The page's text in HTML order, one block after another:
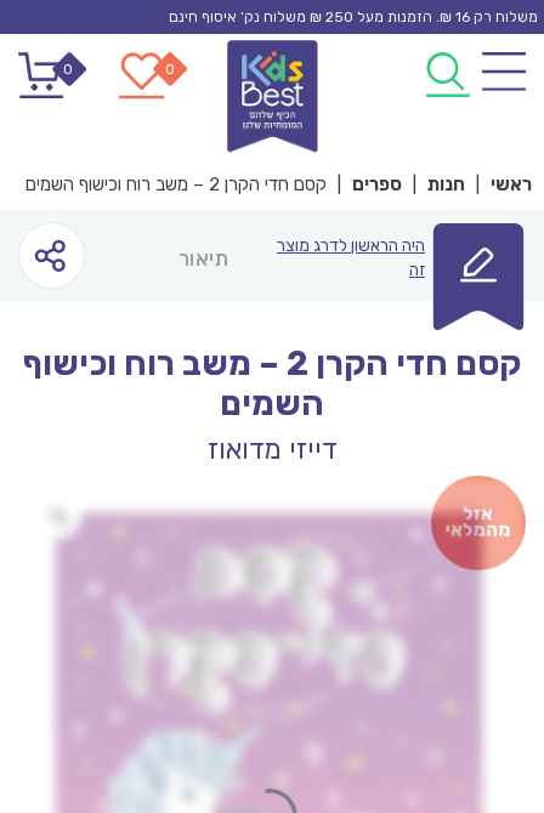
Skip
content
משלוח רק 16 ₪. הזמנות מעל 250 ₪ משלוח נק’ איסוף חינם
0
0
ראשי חנות ספרים קסם חדי הקרן 2 – משב רוח וכישוף השמים
היה הראשון לדרג מוצר
זה
תיאור
קסם חדי הקרן 2 – משב רוח וכישוף
השמים
דייזי מדואוז